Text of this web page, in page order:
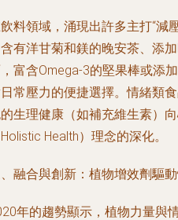
料領域，涌現出許多主打“減
有洋甘菊和鎂的晚安茶、添
富含Omega-3的堅果棒或添
常壓力的便捷選擇。情緒類
生理健康（如補充維生素）
Health）理念的深化。
融合與創新：植物增效劑驅
年的趨勢顯示，植物力量與